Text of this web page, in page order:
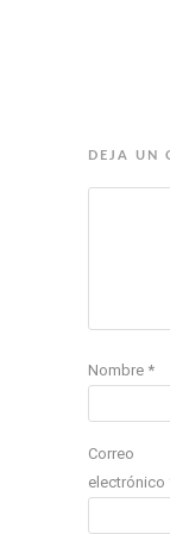
DEJA UN
Nombre *
Correo
electrónico